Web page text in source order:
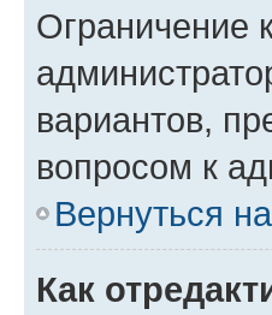
Ограничение
вариантов,
вопросом к
Вернуться
Как